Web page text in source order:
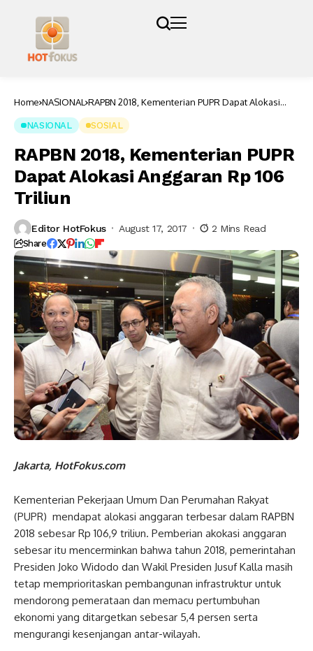
Home NASIONAL RAPBN 2018, Kementerian PUPR Dapat Alokasi
NASIONAL SOSIAL
RAPBN 2018, Kementerian PUPR
Dapat Alokasi Anggaran Rp 106
Triliun
Editor HotFokus August 17, 2017 2 Mins Read
Share
Jakarta, HotFokus.com
Kementerian Pekerjaan Umum Dan Perumahan Rakyat
(PUPR) mendapat alokasi anggaran terbesar dalam RAPBN
2018 sebesar Rp 106,9 triliun. Pemberian akokasi anggaran
sebesar itu mencerminkan bahwa tahun 2018, pemerintahan
Presiden Joko Widodo dan Wakil Presiden Jusuf Kalla masih
tetap memprioritaskan pembangunan infrastruktur untuk
mendorong pemerataan dan memacu pertumbuhan
ekonomi yang ditargetkan sebesar 5,4 persen serta
mengurangi kesenjangan antar-wilayah.